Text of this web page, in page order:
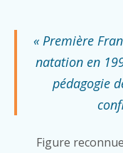
« Première
natation en
pédagogie
Figure